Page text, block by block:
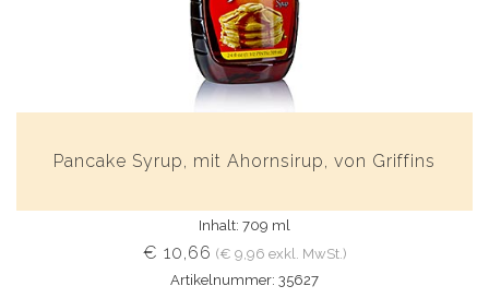
Pancake Syrup, mit Ahornsirup, von Griffins
Inhalt: 709 ml
€ 10,66 (€ 9,96 exkl. MwSt.)
Artikelnummer: 35627